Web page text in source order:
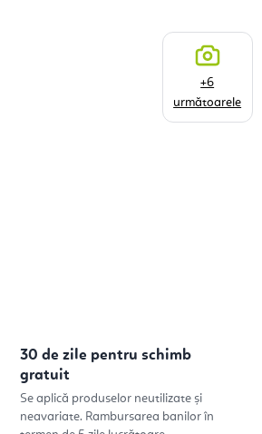
+6
următoarele
30 de zile pentru schimb
gratuit
Se aplică produselor neutilizate și
neavariate. Rambursarea banilor în